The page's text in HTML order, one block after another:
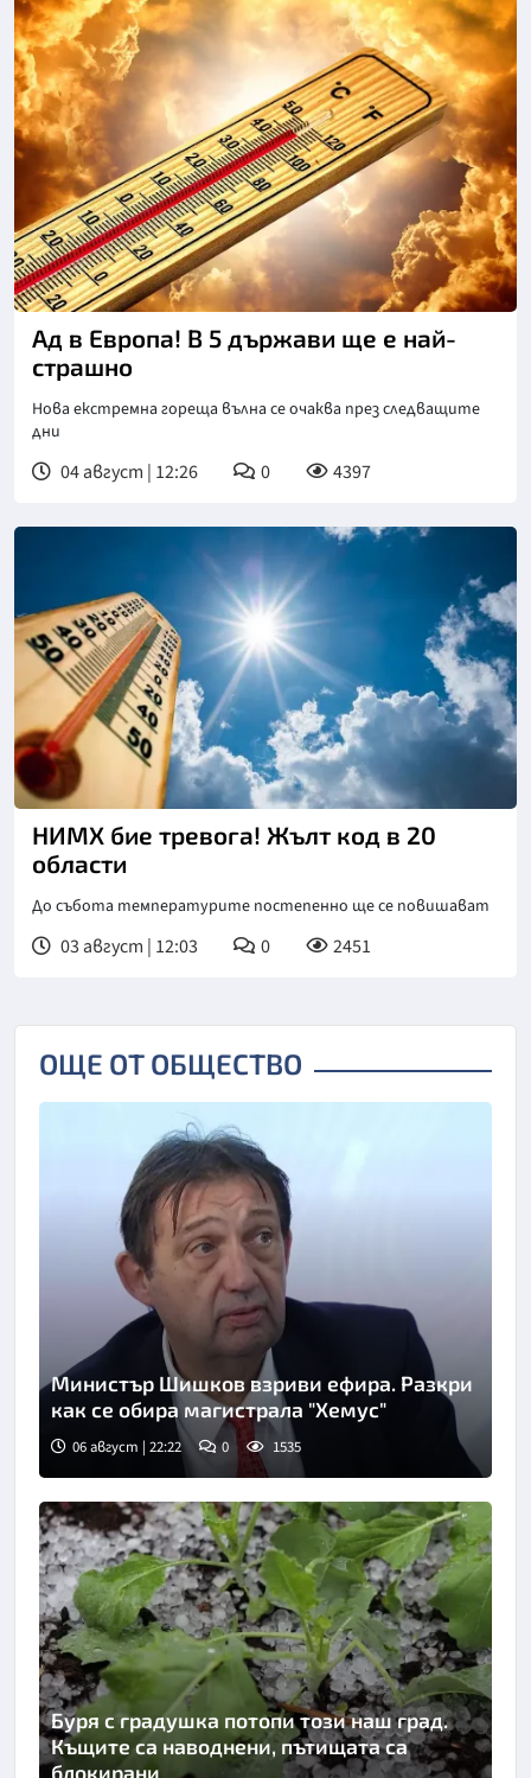
Снимка: Пиксабей
Ад в Европа! В 5 държави ще е най-
страшно
Нова екстремна гореща вълна се очаква през следващите
дни
04 август | 12:26 0 4397
НИМХ бие тревога! Жълт код в 20
области
До събота температурите постепенно ще се повишават
03 август | 12:03 0 2451
ОЩЕ ОТ ОБЩЕСТВО
Снимка: БТА
Министър Шишков взриви ефира. Разкри
как се обира магистрала "Хемус"
06 август | 22:22 0 1535
Буря с градушка потопи този наш град.
Къщите са наводнени, пътищата са
блокирани